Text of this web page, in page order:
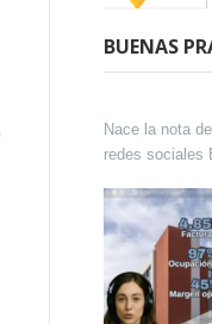
BUENAS
Nace la nota
redes sociales